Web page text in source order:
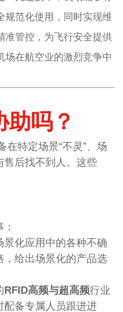
规范化使用，同时实现维
准管控，为飞行安全提供
场在航空业的激烈竞争中
助吗？
在特定场景“不灵”、场
售后找不到人。这些
景化应用中的各种不确
，给出场景化的产品选
RFID高频与超高频行业
配备专属人员跟进进